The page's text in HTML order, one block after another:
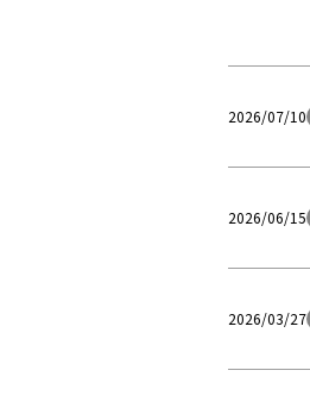
2026/07/10
2026/06/15
2026/03/27